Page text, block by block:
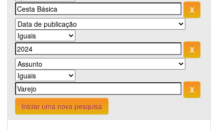
Iniciar uma nova pesquisa